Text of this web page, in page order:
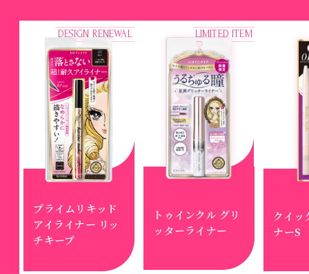
DESIGN RENEWAL
プライムリキッド
アイライナー リッ
チキープ
LIMITED ITEM
トゥインクル グリ
ッターライナー
クイッ
ナーS